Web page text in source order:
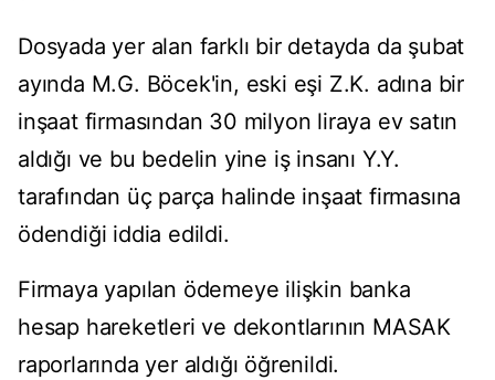
Dosyada yer alan farklı bir detayda da şubat
ayında M.G. Böcek'in, eski eşi Z.K. adına bir
inşaat firmasından 30 milyon liraya ev satın
aldığı ve bu bedelin yine iş insanı Y.Y.
tarafından üç parça halinde inşaat firmasına
ödendiği iddia edildi.
Firmaya yapılan ödemeye ilişkin banka
hesap hareketleri ve dekontlarının MASAK
raporlarında yer aldığı öğrenildi.